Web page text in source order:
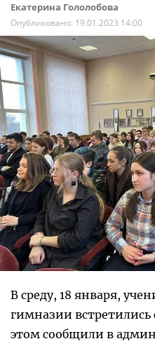
Екатерина Гололобова
Опубликовано: 19.01.2023 14:00
В среду, 18 января,
гимназии
этом сообщили в